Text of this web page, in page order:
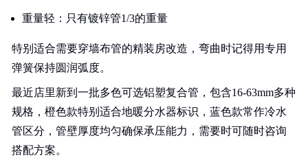
重量轻：只有镀锌管1/3的重量
特别适合需要穿墙布管的精装房改造，弯曲时记得用专用
弹簧保持圆润弧度。
最近店里新到一批多色可选铝塑复合管，包含16-63mm多种
规格，橙色款特别适合地暖分水器标识，蓝色款常作冷水
管区分，管壁厚度均匀确保承压能力，需要时可随时咨询
搭配方案。